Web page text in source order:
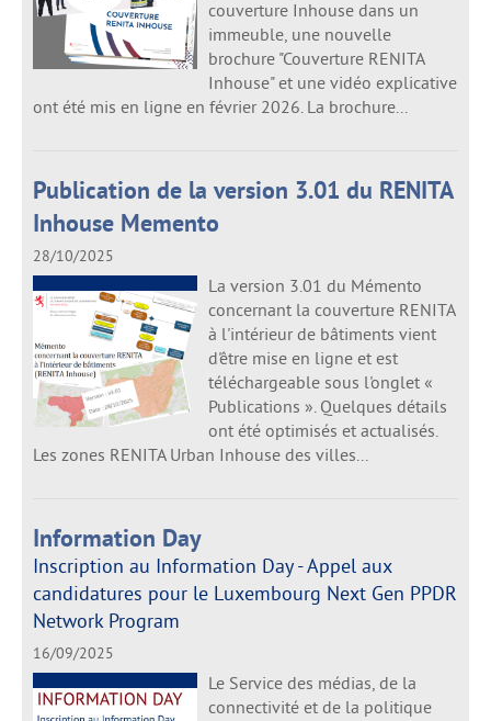
couverture Inhouse dans un
immeuble, une nouvelle
brochure "Couverture RENITA
Inhouse" et une vidéo explicative
ont été mis en ligne en février 2026. La brochure...
Publication de la version 3.01 du RENITA
Inhouse Memento
28/10/2025
La version 3.01 du Mémento
concernant la couverture RENITA
à l'intérieur de bâtiments vient
d'être mise en ligne et est
téléchargeable sous l'onglet «
Publications ». Quelques détails
ont été optimisés et actualisés.
Les zones RENITA Urban Inhouse des villes...
Information Day
Inscription au Information Day - Appel aux
candidatures pour le Luxembourg Next Gen PPDR
Network Program
16/09/2025
Le Service des médias, de la
connectivité et de la politique